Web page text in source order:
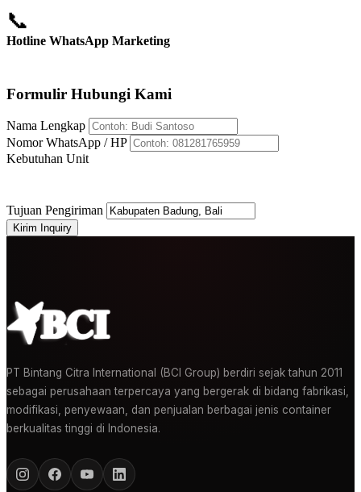
📞
Hotline WhatsApp Marketing
Formulir Hubungi Kami
Nama Lengkap
Nomor WhatsApp / HP
Kebutuhan Unit
Tujuan Pengiriman
Kirim Inquiry
PT Bintang Citra International (BCI Group) berdiri sejak tahun 2011
sebagai perusahaan terpercaya yang bergerak di bidang fabrikasi,
modifikasi, penyewaan, dan penjualan berbagai jenis container
berkualitas tinggi di Indonesia.